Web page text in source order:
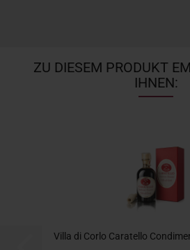
ZU DIESEM PRODUKT
IHNEN:
Villa di Corlo Caratello